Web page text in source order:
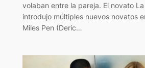
volaban entre la pareja. El novato
introdujo múltiples nuevos novatos
Miles Pen (Deric…